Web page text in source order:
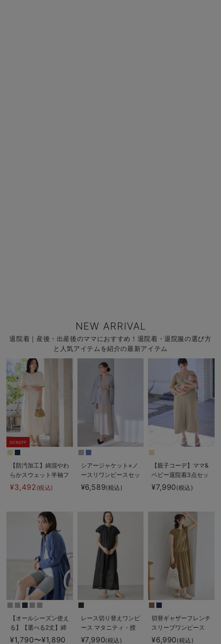
NEW ARRIVAL
退院着｜産後・出産後のママにおすすめ！退院着・退院服の選び方
と人気アイテムを紹介の最新アイテム
30%OFF
【防汚加工】綿混やわ
らかスウェット半袖フ
レアワンピース マタ
ニティ・産後【出産後
¥3,492 (税込)
シアージャケット×ノ
ースリワンピースセッ
ト マタニティ・産後
【産後も長く着れる】
ズマダム）
¥6,589(税込)
【親子コーデ】ママ&
ベビー退院着3点セッ
ト 出産準備 ギフ
ト マタニティ・産後
る】
¥7,990(税込)
【オールシーズン使え
る】【選べる2丈】締
め付けない綿混リブス
¥1,790〜¥1,890
レース切り替えワンピ
ース マタニティ・授
乳服 【出産後も長く
¥7,990(税込)
切替ギャザーフレンチ
スリーブワンピース
マタニティ・授乳服
¥6,990(税込)